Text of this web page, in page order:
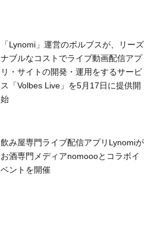
「Lynomi」運営のボルブスが、リーズ
ナブルなコストでライブ動画配信アプ
リ・サイトの開発・運用をするサービ
ス「Volbes Live」を5月17日に提供開
始
飲み屋専門ライブ配信アプリLynomiが
お酒専門メディアnomoooとコラボイ
ベントを開催